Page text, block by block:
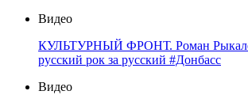
Видео
КУЛЬТУРНЫЙ ФРОНТ. Роман
русский рок за русский #Донбасс
Видео